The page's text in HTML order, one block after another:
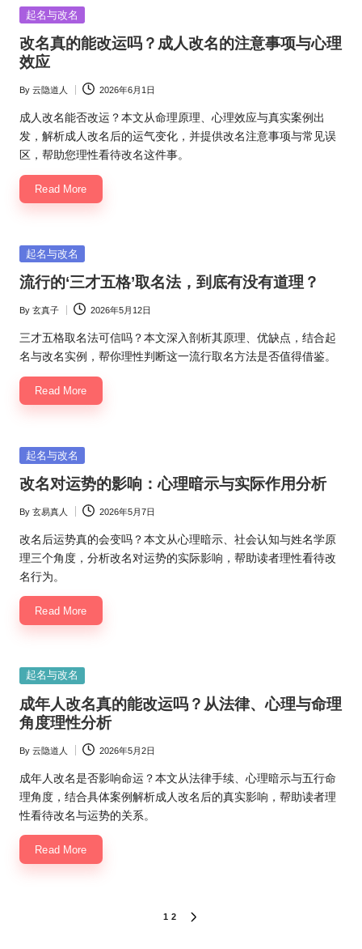
Posted
起名与改名
改名真的能改运吗？成人改名的注意事项与心理
效应
Posted
by
By 云隐道人 2026年6月1日
成人改名能否改运？本文从命理原理、心理效应与真实案例出
发，解析成人改名后的运气变化，并提供改名注意事项与常见误
区，帮助您理性看待改名这件事。
Read More
Posted
起名与改名
流行的‘三才五格’取名法，到底有没有道理？
Posted
by
By 玄真子 2026年5月12日
三才五格取名法可信吗？本文深入剖析其原理、优缺点，结合起
名与改名实例，帮你理性判断这一流行取名方法是否值得借鉴。
Read More
Posted
起名与改名
改名对运势的影响：心理暗示与实际作用分析
Posted
by
By 玄易真人 2026年5月7日
改名后运势真的会变吗？本文从心理暗示、社会认知与姓名学原
理三个角度，分析改名对运势的实际影响，帮助读者理性看待改
名行为。
Read More
Posted
起名与改名
成年人改名真的能改运吗？从法律、心理与命理
角度理性分析
Posted
by
By 云隐道人 2026年5月2日
成年人改名是否影响命运？本文从法律手续、心理暗示与五行命
理角度，结合具体案例解析成人改名后的真实影响，帮助读者理
性看待改名与运势的关系。
Read More
1 2